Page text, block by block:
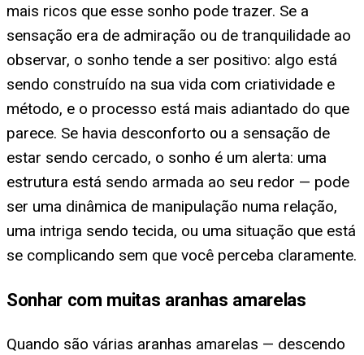
mais ricos que esse sonho pode trazer. Se a
sensação era de admiração ou de tranquilidade ao
observar, o sonho tende a ser positivo: algo está
sendo construído na sua vida com criatividade e
método, e o processo está mais adiantado do que
parece. Se havia desconforto ou a sensação de
estar sendo cercado, o sonho é um alerta: uma
estrutura está sendo armada ao seu redor — pode
ser uma dinâmica de manipulação numa relação,
uma intriga sendo tecida, ou uma situação que está
se complicando sem que você perceba claramente.
Sonhar com muitas aranhas amarelas
Quando são várias aranhas amarelas — descendo